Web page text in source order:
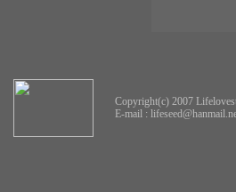
Copyright(c) 2007
E-mail :